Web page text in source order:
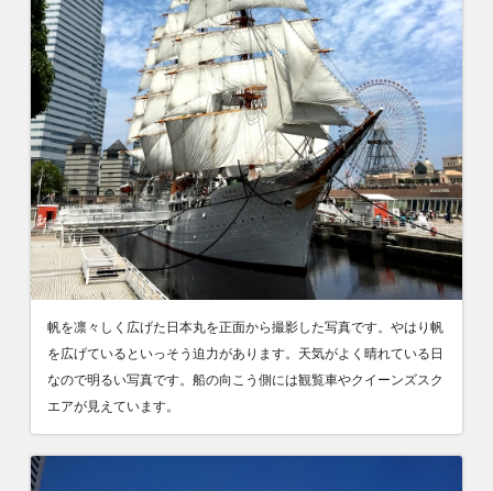
帆を凛々しく広げた日本丸を正面から撮影した写真です。やはり帆
を広げているといっそう迫力があります。天気がよく晴れている日
なので明るい写真です。船の向こう側には観覧車やクイーンズスク
エアが見えています。